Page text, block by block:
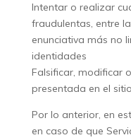
Intentar o realizar
fraudulentas, entre
enunciativa más no
identidades
Falsificar, modificar
presentada en el
Por lo anterior, en
en caso de que